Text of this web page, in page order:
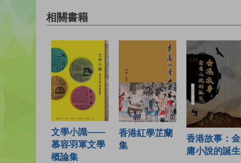
相關書籍
文學小識——
慕容羽軍文學
概論集
香港紅學芷蘭
集
香港故事：金
庸小說的誕生